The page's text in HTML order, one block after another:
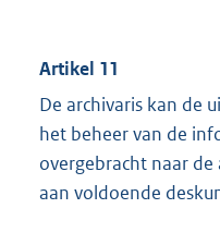
Artikel 11
De archivaris kan de
het beheer van de
overgebracht naar
aan voldoende